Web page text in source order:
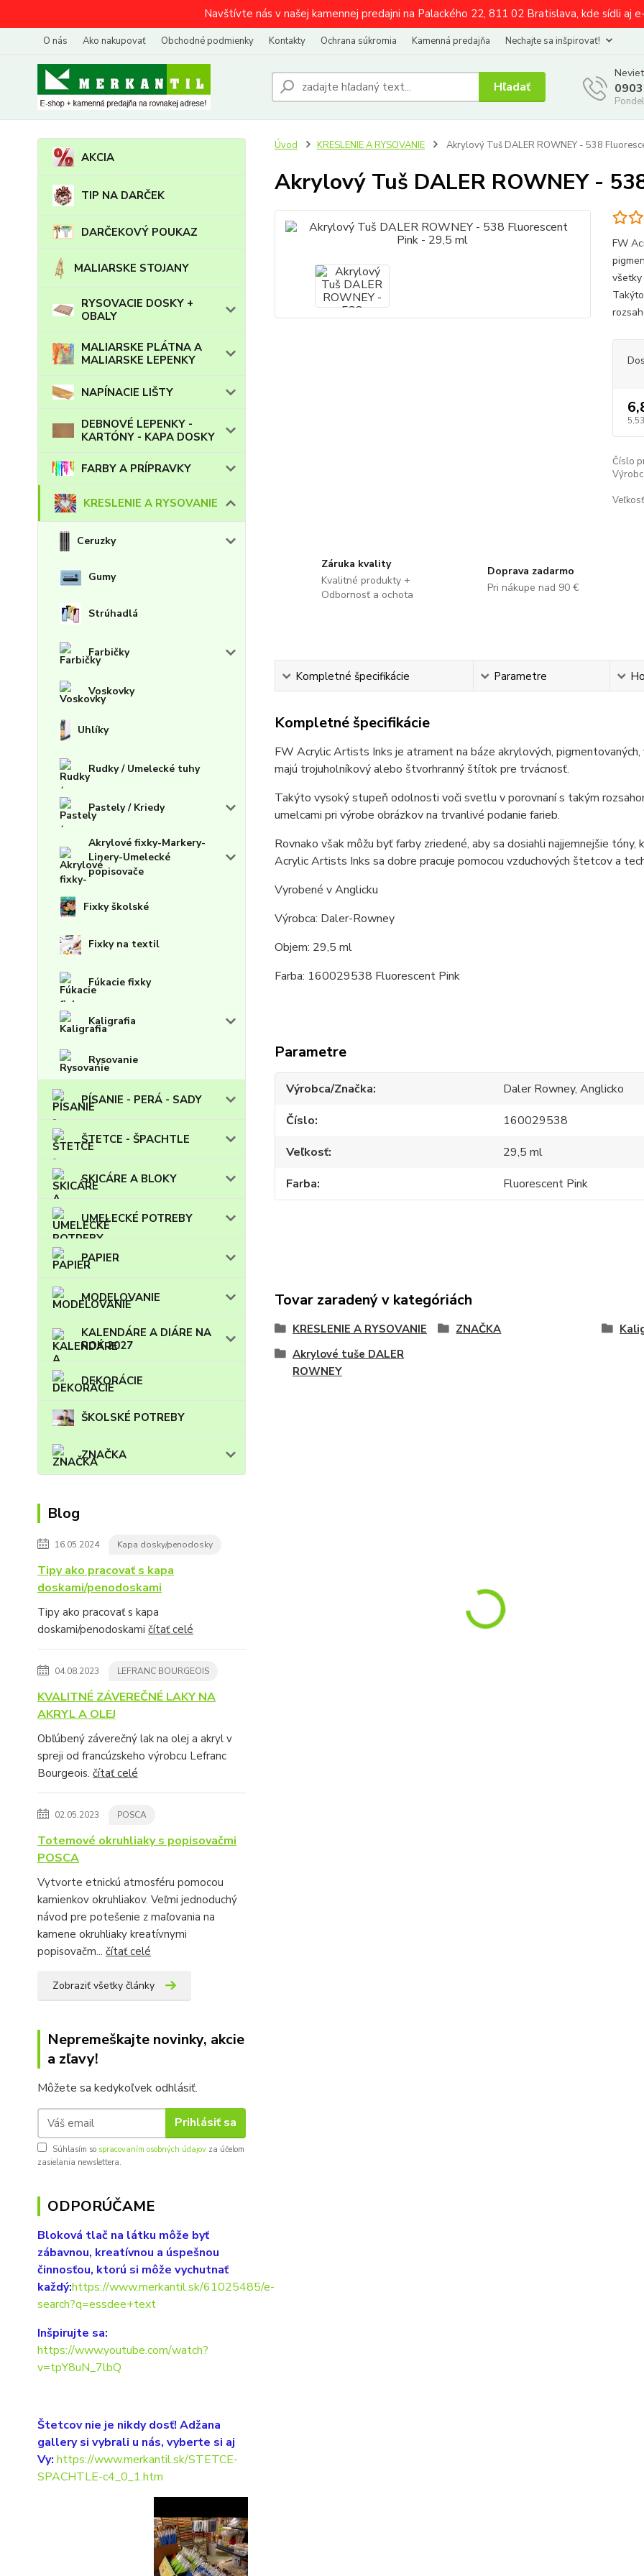
Navštívte nás v našej kamennej predajni na Palackého 22, 811 02 Bratislava, kde sídli aj
O nás Ako nakupovať Obchodné podmienky Kontakty Ochrana súkromia Kamenná predajňa Nechajte sa inšpirovať!
Hľadať
AKCIA
TIP NA DARČEK
DARČEKOVÝ POUKAZ
MALIARSKE STOJANY
RYSOVACIE DOSKY +
OBALY
MALIARSKE PLÁTNA A
MALIARSKE LEPENKY
NAPÍNACIE LIŠTY
DEBNOVÉ LEPENKY -
KARTÓNY - KAPA DOSKY
FARBY A PRÍPRAVKY
KRESLENIE A RYSOVANIE
Ceruzky
Gumy
Strúhadlá
Farbičky
Voskovky
Uhlíky
Rudky / Umelecké tuhy
Pastely / Kriedy
Akrylové fixky-Markery-
Linery-Umelecké
popisovače
Fixky školské
Fixky na textil
Fúkacie fixky
Kaligrafia
Rysovanie
PÍSANIE - PERÁ - SADY
ŠTETCE - ŠPACHTLE
SKICÁRE A BLOKY
UMELECKÉ POTREBY
PAPIER
MODELOVANIE
KALENDÁRE A DIÁRE NA
ROK 2027
DEKORÁCIE
ŠKOLSKÉ POTREBY
ZNAČKA
Blog
16.05.2024 Kapa dosky/penodosky
Tipy ako pracovať s kapa
doskami/penodoskami
Tipy ako pracovať s kapa
doskami/penodoskami čítať celé
04.08.2023 LEFRANC BOURGEOIS
KVALITNÉ ZÁVEREČNÉ LAKY NA
AKRYL A OLEJ
Obľúbený záverečný lak na olej a akryl v
spreji od francúzskeho výrobcu Lefranc
Bourgeois. čítať celé
02.05.2023 POSCA
Totemové okruhliaky s popisovačmi
POSCA
Vytvorte etnickú atmosféru pomocou
kamienkov okruhliakov. Veľmi jednoduchý
návod pre potešenie z maľovania na
kamene okruhliaky kreatívnymi
popisovačm... čítať celé
Zobraziť všetky články
Nepremeškajte novinky, akcie
a zľavy!
Môžete sa kedykoľvek odhlásiť.
Prihlásiť sa
Súhlasím so spracovaním osobných údajov za účelom
zasielania newslettera.
ODPORÚČAME
Bloková tlač na látku môže byť
zábavnou, kreatívnou a úspešnou
činnosťou, ktorú si môže vychutnať
každý:https://www.merkantil.sk/61025485/e-
search?q=essdee+text
Inšpirujte sa:
https://www.youtube.com/watch?
v=tpY8uN_7lbQ
Štetcov nie je nikdy dosť! Adžana
gallery si vybrali u nás, vyberte si aj
Vy: https://www.merkantil.sk/STETCE-
SPACHTLE-c4_0_1.htm
Úvod KRESLENIE A RYSOVANIE Akrylový Tuš DALER ROWNEY - 538
Akrylový Tuš DALER ROWNEY -
FW
Číslo
Záruka kvality
Kvalitné produkty +
Odbornosť a ochota
Doprava zadarmo
Pri nákupe nad 90 €
Kompletné špecifikácie Parametre
Kompletné špecifikácie
FW Acrylic Artists Inks je atrament na báze akrylových,
majú trojuholníkový alebo štvorhranný štítok pre trvácnosť.
Takýto vysoký stupeň odolnosti voči svetlu v porovnaní s takým
umelcami pri výrobe obrázkov na trvanlivé podanie farieb.
Rovnako však môžu byť farby zriedené, aby sa dosiahli najjemnejšie
Acrylic Artists Inks sa dobre pracuje pomocou vzduchových štetcov a
Vyrobené v Anglicku
Výrobca: Daler-Rowney
Objem: 29,5 ml
Farba: 160029538 Fluorescent Pink
Parametre
Výrobca/Značka
Daler Rowney, Anglicko
Číslo
160029538
Veľkosť
29,5 ml
Farba
Fluorescent Pink
Tovar zaradený v kategóriách
KRESLENIE A RYSOVANIE ZNAČKA
Akrylové tuše DALER
ROWNEY